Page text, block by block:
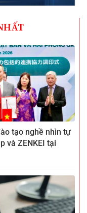
tạo nghề nhìn tự
và ZENKEI tại